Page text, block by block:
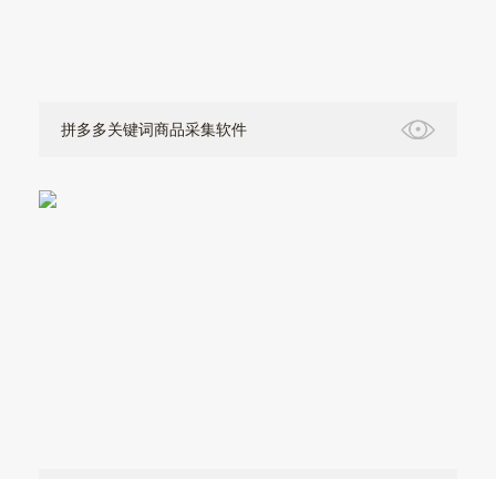
拼多多关键词商品采集软件